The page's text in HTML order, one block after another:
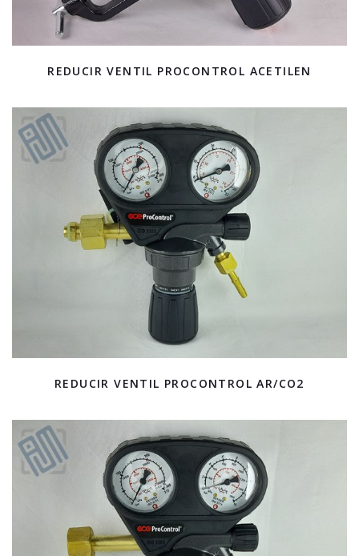
REDUCIR VENTIL PROCONTROL ACETILEN
REDUCIR VENTIL PROCONTROL AR/CO2